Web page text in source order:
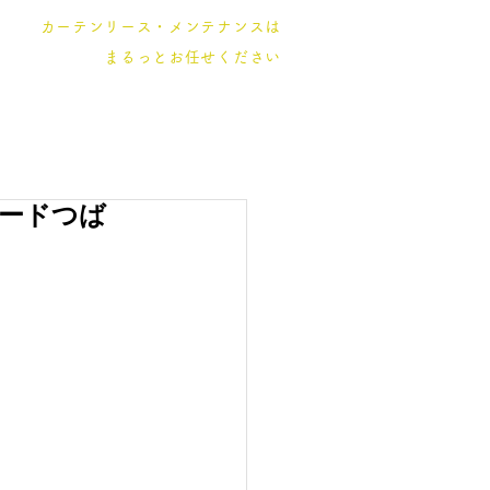
カーテンリース・メンテナンスは
まるっとお任せください
ドつば